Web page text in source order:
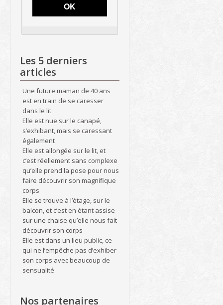
OK
Les 5 derniers
articles
Une future maman de 40 ans
est en train de se caresser
dans le lit
Elle est nue sur le canapé,
s’exhibant, mais se caressant
également
Elle est allongée sur le lit, et
c’est réellement sans complexe
qu’elle prend la pose pour nous
faire découvrir son magnifique
corps
Elle se trouve à l’étage, sur le
balcon, et c’est en étant assise
sur une chaise qu’elle nous fait
découvrir son corps
Elle est dans un lieu public, ce
qui ne l’empêche pas d’exhiber
son corps avec beaucoup de
sensualité
Nos partenaires